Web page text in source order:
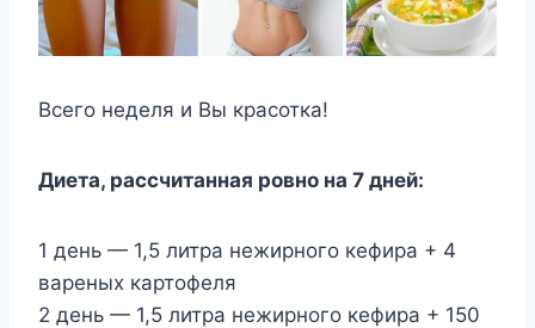
Всего неделя и Вы красотка!
Диета, рассчитанная ровно на 7 дней:
1 день — 1,5 литра нежирного кефира + 4
вареных картофеля
2 день — 1,5 литра нежирного кефира + 150